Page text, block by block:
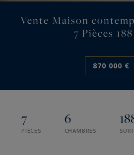
Vente Maison
7 Pièces 188
870 000 €
7
PIÈCES
6
CHAMBRES